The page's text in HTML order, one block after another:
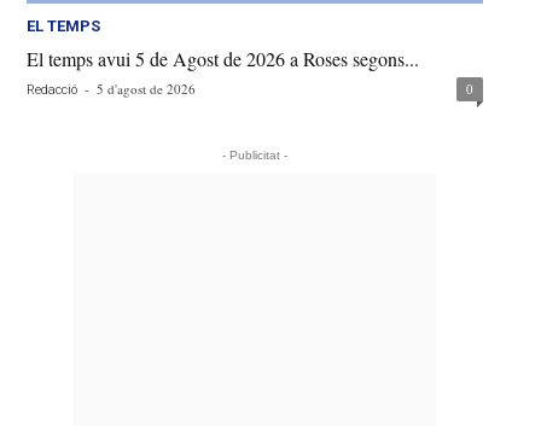
EL TEMPS
El temps avui 5 de Agost de 2026 a Roses segons...
Redacció - 5 d'agost de 2026 0
- Publicitat -